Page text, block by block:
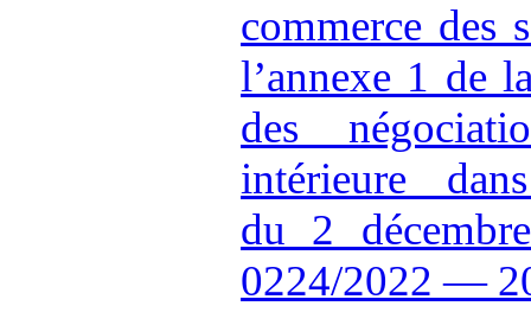
commerce des
l’annexe 1 de
des
intérieure
du 2
0224/2022 —